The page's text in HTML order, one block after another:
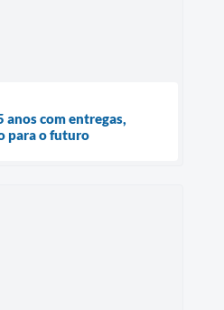
anos com entregas,
para o futuro